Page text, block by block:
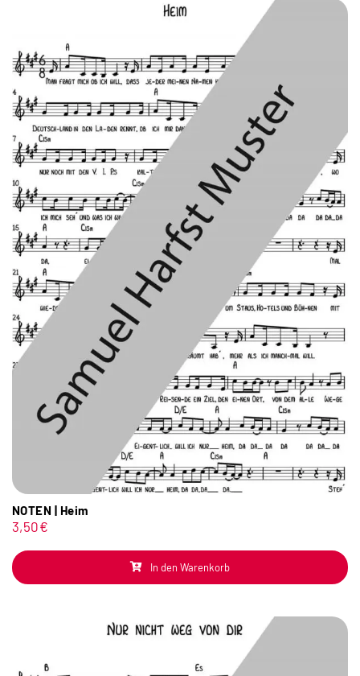
NOTEN | Heim
3,50€
In den Warenkorb